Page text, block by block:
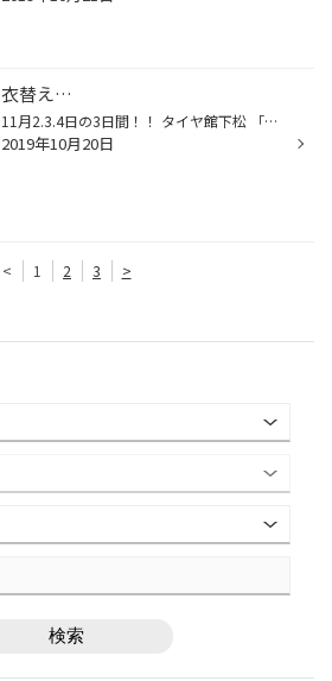
衣替え…
11月2.3.4日の3日間！！ タイヤ館下松 「周年祭」開催決定デス！！ この機会に…欲しいかも？って思った商品の御検討いかがでしょう？？^ ^ どぉも^ ^ いつもの僕デス♪ 朝は肌寒い… 日中は…暑かったり、肌寒かったり…(＞人＜;) 風邪ひきそうですね(ㆀ˘･з･˘) 台風が過ぎてから気温がすごしやすくなっ...
2019年10月20日
< 1 2 3 >